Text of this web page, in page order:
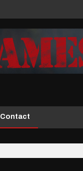
Contact